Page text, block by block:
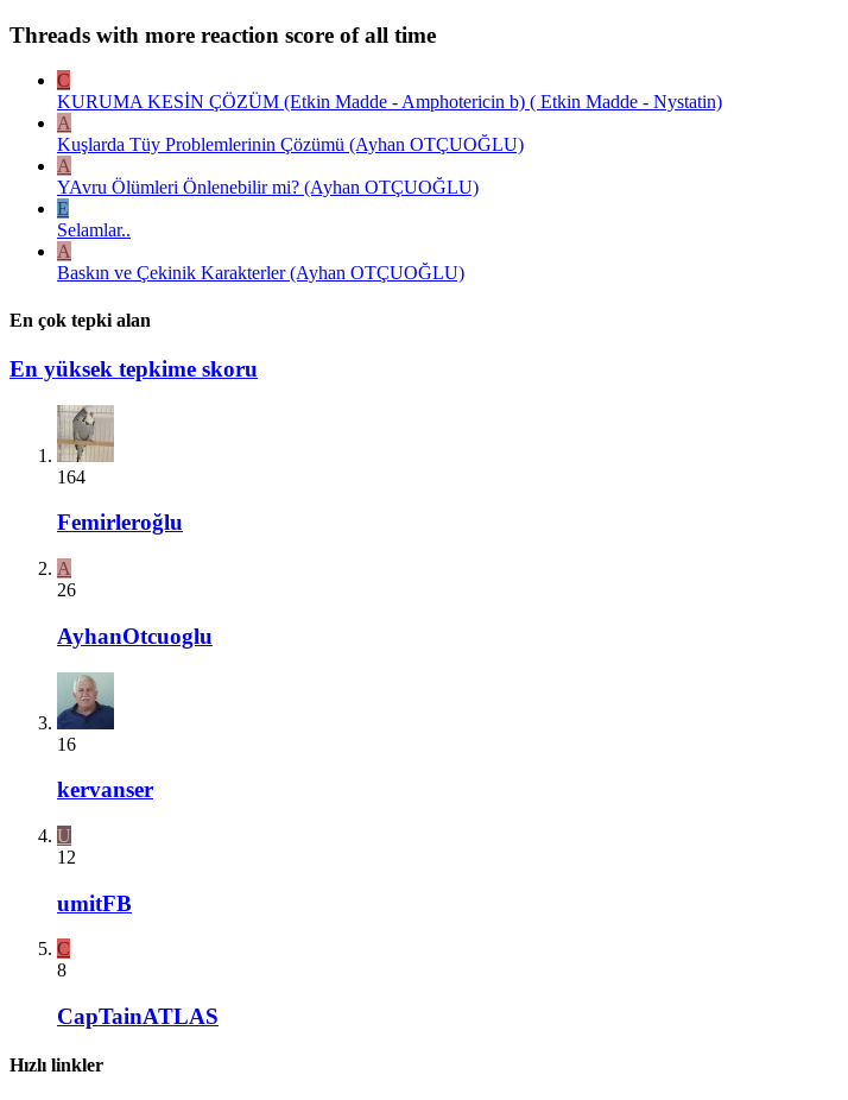
Threads with more reaction score of all time
C
KURUMA KESİN ÇÖZÜM (Etkin Madde - Amphotericin b) ( Etkin Madde - Nystatin)
A
Kuşlarda Tüy Problemlerinin Çözümü (Ayhan OTÇUOĞLU)
A
YAvru Ölümleri Önlenebilir mi? (Ayhan OTÇUOĞLU)
E
Selamlar..
A
Baskın ve Çekinik Karakterler (Ayhan OTÇUOĞLU)
En çok tepki alan
En yüksek tepkime skoru
164
Femirleroğlu
A
26
AyhanOtcuoglu
16
kervanser
U
12
umitFB
C
8
CapTainATLAS
Hızlı linkler